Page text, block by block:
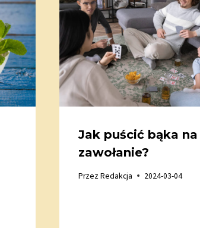
Jak puścić bąka na
zawołanie?
PrzezRedakcja 2024-03-04